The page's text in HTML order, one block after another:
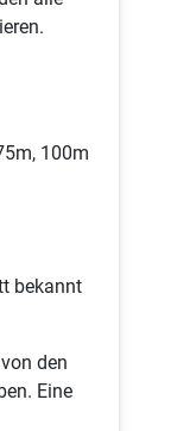
100m
bekannt
den
Eine